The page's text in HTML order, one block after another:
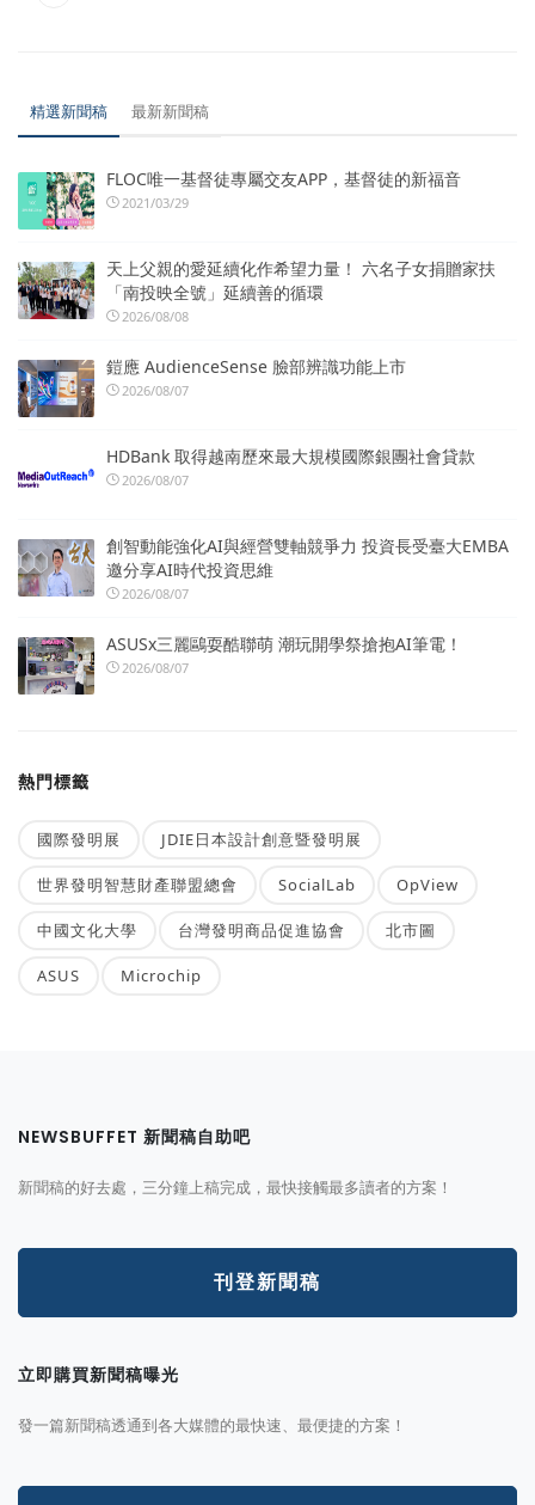
精選新聞稿 最新新聞稿
FLOC唯一基督徒專屬交友APP，基督徒的新福音
2021/03/29
天上父親的愛延續化作希望力量！ 六名子女捐贈家扶
「南投映全號」延續善的循環
2026/08/08
鎧應 AudienceSense 臉部辨識功能上市
2026/08/07
HDBank 取得越南歷來最大規模國際銀團社會貸款
2026/08/07
創智動能強化AI與經營雙軸競爭力 投資長受臺大EMBA
邀分享AI時代投資思維
2026/08/07
ASUSx三麗鷗耍酷聯萌 潮玩開學祭搶抱AI筆電！
2026/08/07
熱門標籤
國際發明展 JDIE日本設計創意暨發明展
世界發明智慧財產聯盟總會 SocialLab OpView
中國文化大學 台灣發明商品促進協會 北市圖
ASUS Microchip
NEWSBUFFET 新聞稿自助吧
新聞稿的好去處，三分鐘上稿完成，最快接觸最多讀者的方案！
刊登新聞稿
立即購買新聞稿曝光
發一篇新聞稿透通到各大媒體的最快速、最便捷的方案！